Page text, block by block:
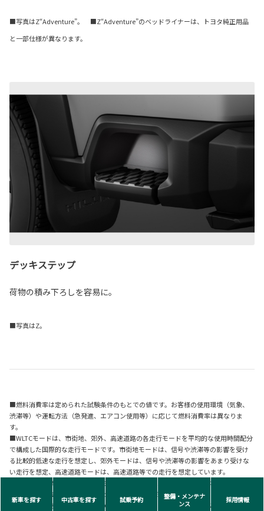
■写真はZ“Adventure”。 ■Z“Adventure”のベッドライナーは、トヨタ純正用品
と一部仕様が異なります。
デッキステップ
荷物の積み下ろしを容易に。
■写真はZ。
■燃料消費率は定められた試験条件のもとでの値です。お客様の使用環境（気象、
渋滞等）や運転方法（急発進、エアコン使用等）に応じて燃料消費率は異なりま
す。
■WLTCモードは、市街地、郊外、高速道路の各走行モードを平均的な使用時間配分
で構成した国際的な走行モードです。市街地モードは、信号や渋滞等の影響を受け
る比較的低速な走行を想定し、郊外モードは、信号や渋滞等の影響をあまり受けな
い走行を想定、高速道路モードは、高速道路等での走行を想定しています。
■「メーカーオプション」はご注文時に申し受けます。メーカーの工場で装着する
ため、ご注文後はお受けできませんのでご了承ください。
■車両本体価格は'26年5月現在のもので、予告なく変更となる場合があります。
新車を探す 中古車を探す 試乗予約
整備・メンテナ
ンス
採用情報